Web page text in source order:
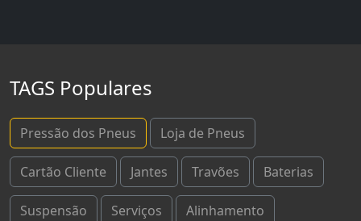
TAGS Populares
Pressão dos Pneus Loja de Pneus
Cartão Cliente Jantes Travões Baterias
Suspensão Serviços Alinhamento